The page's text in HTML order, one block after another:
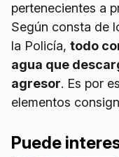
pertenecientes a
Según consta de
la Policía, todo
agua que
agresor. Es por
elementos
Puede